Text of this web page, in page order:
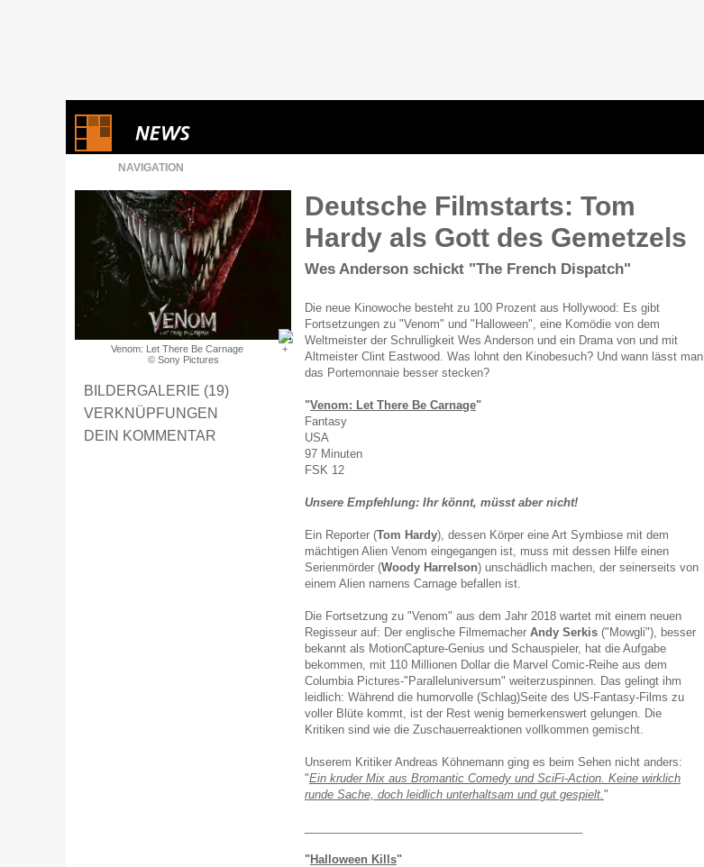
NAVIGATION
Venom: Let There Be Carnage
© Sony Pictures
BILDERGALERIE (19)
VERKNÜPFUNGEN
DEIN KOMMENTAR
Deutsche Filmstarts: Tom
Hardy als Gott des Gemetzels
Wes Anderson schickt "The French Dispatch"
Die neue Kinowoche besteht zu 100 Prozent aus Hollywood: Es gibt
Fortsetzungen zu "Venom" und "Halloween", eine Komödie von dem
Weltmeister der Schrulligkeit Wes Anderson und ein Drama von und mit
Altmeister Clint Eastwood. Was lohnt den Kinobesuch? Und wann lässt man
das Portemonnaie besser stecken?
"Venom: Let There Be Carnage"
Fantasy
USA
97 Minuten
FSK 12
Unsere Empfehlung: Ihr könnt, müsst aber nicht!
Ein Reporter (Tom Hardy), dessen Körper eine Art Symbiose mit dem
mächtigen Alien Venom eingegangen ist, muss mit dessen Hilfe einen
Serienmörder (Woody Harrelson) unschädlich machen, der seinerseits von
einem Alien namens Carnage befallen ist.
Die Fortsetzung zu "Venom" aus dem Jahr 2018 wartet mit einem neuen
Regisseur auf: Der englische Filmemacher Andy Serkis ("Mowgli"), besser
bekannt als MotionCapture-Genius und Schauspieler, hat die Aufgabe
bekommen, mit 110 Millionen Dollar die Marvel Comic-Reihe aus dem
Columbia Pictures-"Paralleluniversum" weiterzuspinnen. Das gelingt ihm
leidlich: Während die humorvolle (Schlag)Seite des US-Fantasy-Films zu
voller Blüte kommt, ist der Rest wenig bemerkenswert gelungen. Die
Kritiken sind wie die Zuschauerreaktionen vollkommen gemischt.
Unserem Kritiker Andreas Köhnemann ging es beim Sehen nicht anders:
"Ein kruder Mix aus Bromantic Comedy und SciFi-Action. Keine wirklich
runde Sache, doch leidlich unterhaltsam und gut gespielt."
"Halloween Kills"